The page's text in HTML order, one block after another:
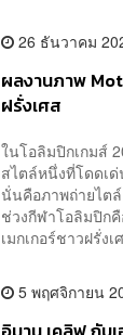
26 ธันวาคม
ผลงานภาพ
ฝรั่งเศส
ในโอลิมปิกเกมส์
สไตล์หนึ่งที่โดดเ
นั่นคือภาพถ่ายไต
ช่วงกีฬาโอลิมปิก
เมกเกอร์ชาวฝรั่ง
5 พฤศจิกายน